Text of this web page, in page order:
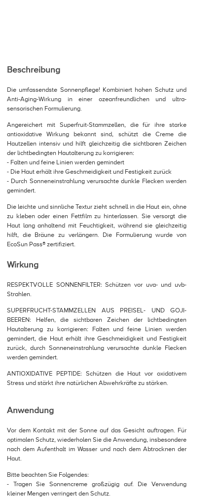
Beschreibung
Die umfassendste Sonnenpflege! Kombiniert hohen Schutz und
Anti-Aging-Wirkung in einer ozeanfreundlichen und ultra-
sensorischen Formulierung.
Angereichert mit Superfruit-Stammzellen, die für ihre starke
antioxidative Wirkung bekannt sind, schützt die Creme die
Hautzellen intensiv und hilft gleichzeitig die sichtbaren Zeichen
der lichtbedingten Hautalterung zu korrigieren:
- Falten und feine Linien werden gemindert
- Die Haut erhält ihre Geschmeidigkeit und Festigkeit zurück
- Durch Sonneneinstrahlung verursachte dunkle Flecken werden
gemindert.
Die leichte und sinnliche Textur zieht schnell in die Haut ein, ohne
zu kleben oder einen Fettfilm zu hinterlassen. Sie versorgt die
Haut lang anhaltend mit Feuchtigkeit, während sie gleichzeitig
hilft, die Bräune zu verlängern. Die Formulierung wurde von
EcoSun Pass® zertifiziert.
Wirkung
RESPEKTVOLLE SONNENFILTER: Schützen vor uva- und uvb-
Strahlen.
SUPERFRUCHT-STAMMZELLEN AUS PREISEL- UND GOJI-
BEEREN: Helfen, die sichtbaren Zeichen der lichtbedingten
Hautalterung zu korrigieren: Falten und feine Linien werden
gemindert, die Haut erhält ihre Geschmeidigkeit und Festigkeit
zurück, durch Sonneneinstrahlung verursachte dunkle Flecken
werden gemindert.
ANTIOXIDATIVE PEPTIDE: Schützen die Haut vor oxidativem
Stress und stärkt ihre natürlichen Abwehrkräfte zu stärken.
Anwendung
Vor dem Kontakt mit der Sonne auf das Gesicht auftragen. Für
optimalen Schutz, wiederholen Sie die Anwendung, insbesondere
nach dem Aufenthalt im Wasser und nach dem Abtrocknen der
Haut.
Bitte beachten Sie Folgendes:
- Tragen Sie Sonnencreme großzügig auf. Die Verwendung
kleiner Mengen verringert den Schutz.